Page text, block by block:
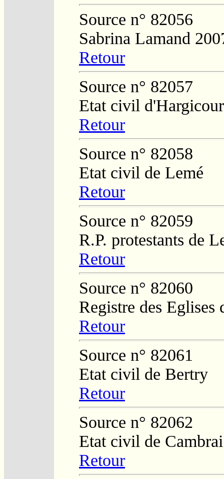
Source n° 82056
Sabrina Lamand
Retour
Source n° 82057
Etat civil
Retour
Source n° 82058
Etat civil de Lemé
Retour
Source n° 82059
R.P. protestants de
Retour
Source n° 82060
Registre des Eglises
Retour
Source n° 82061
Etat civil de Bertry
Retour
Source n° 82062
Etat civil de Cambrai
Retour